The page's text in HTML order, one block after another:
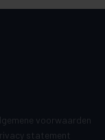
voorwaarden
statement